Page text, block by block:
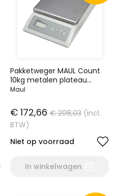
Pakketweger MAUL Count
10kg metalen plateau
17x17.5cm 220V + batterij
Maul
€ 172,66 € 208,03 (incl.
BTW)
Niet op voorraad
In winkelwagen